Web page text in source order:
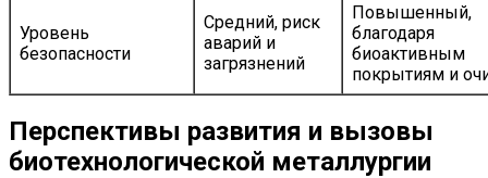
Уровень
безопасности
Средний, риск
аварий и
загрязнений
Повышенный,
благодаря
биоактивным
покрытиям и
Перспективы развития и вызовы
биотехнологической металлургии